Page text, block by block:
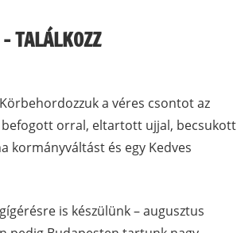
TALÁLKOZZ
a véres csontot az
orral, eltartott ujjal, becsukott
kormányváltást és egy Kedves
is készülünk – augusztus